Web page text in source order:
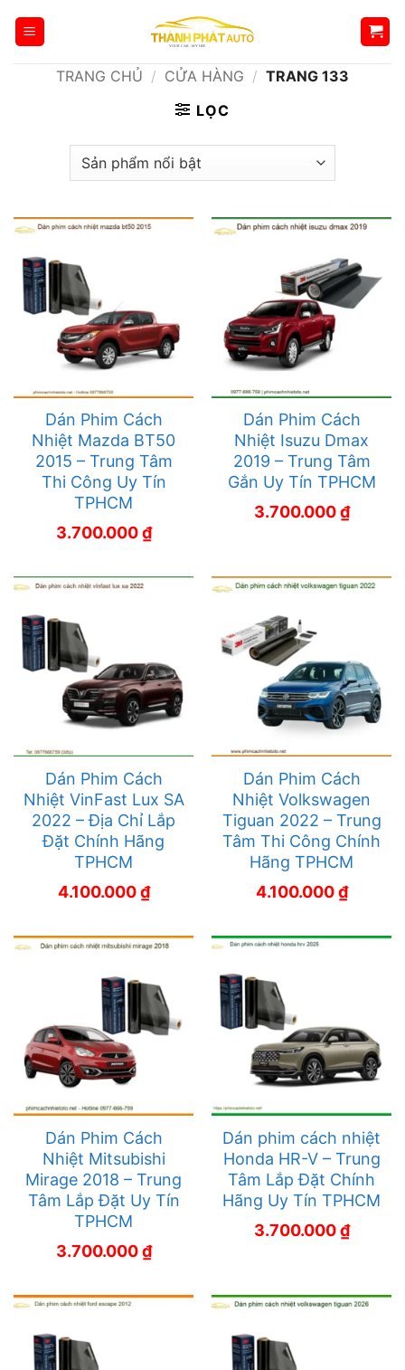
qua
TRANG CHỦ / CỬA HÀNG / TRANG 133
LỌC
Dán Phim Cách
Nhiệt Mazda BT50
2015 – Trung Tâm
Thi Công Uy Tín
TPHCM
3.700.000₫
Dán Phim Cách
Nhiệt Isuzu Dmax
2019 – Trung Tâm
Gắn Uy Tín TPHCM
3.700.000₫
Dán Phim Cách
Nhiệt VinFast Lux SA
2022 – Địa Chỉ Lắp
Đặt Chính Hãng
TPHCM
4.100.000₫
Dán Phim Cách
Nhiệt Volkswagen
Tiguan 2022 – Trung
Tâm Thi Công Chính
Hãng TPHCM
4.100.000₫
Dán Phim Cách
Nhiệt Mitsubishi
Mirage 2018 – Trung
Tâm Lắp Đặt Uy Tín
TPHCM
3.700.000₫
Dán phim cách nhiệt
Honda HR-V – Trung
Tâm Lắp Đặt Chính
Hãng Uy Tín TPHCM
3.700.000₫